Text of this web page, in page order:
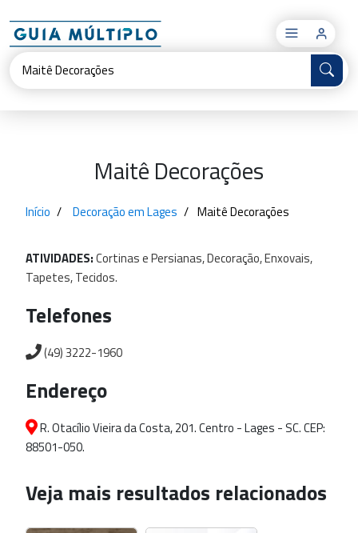
×
Maitê Decorações
Início Decoração em Lages Maitê Decorações
ATIVIDADES:CortinasePersianas,Decoração,Enxovais,
Tapetes,Tecidos.
Telefones
(49) 3222-1960
Endereço
R. Otacílio Vieira da Costa, 201. Centro - Lages - SC. CEP:
88501-050.
Veja mais resultados relacionados